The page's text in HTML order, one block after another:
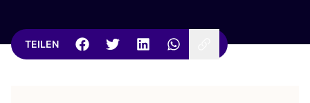
TEILEN